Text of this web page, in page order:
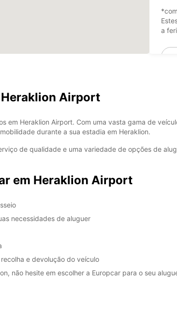
a
Airport
em Heraklion Airport. Com uma vasta gama de
durante a sua estadia em Heraklion.
de qualidade e uma variedade de opções de
em Heraklion Airport
necessidades de aluguer
e devolução do veículo
não hesite em escolher a Europcar para o seu